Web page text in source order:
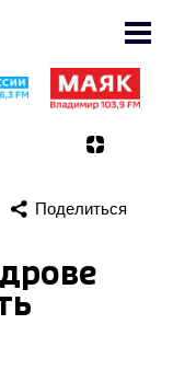
Поделиться